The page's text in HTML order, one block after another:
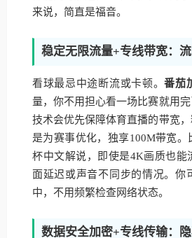
来说，简直是福音。
稳定无限流量+专线带宽：
看球最忌中途断流或卡顿。番茄
量，你不用担心看一场比赛就用
技术会优先保障体育直播的带宽
是为赛事优化，独享100M带宽。
杯中文解说，即使是4K画质也能
面延迟或声音不同步的情况。你
中，不用频繁检查网络状态。
数据安全加密+专线传输：